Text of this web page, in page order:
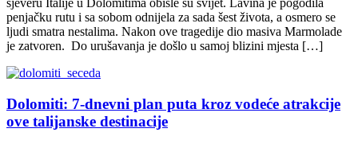
sjeveru Italije u Dolomitima obišle su svijet. Lavina je pogodila
penjačku rutu i sa sobom odnijela za sada šest života, a osmero se
ljudi smatra nestalima. Nakon ove tragedije dio masiva Marmolade
je zatvoren. Do urušavanja je došlo u samoj blizini mjesta […]
Dolomiti: 7-dnevni plan puta kroz vodeće atrakcije
ove talijanske destinacije